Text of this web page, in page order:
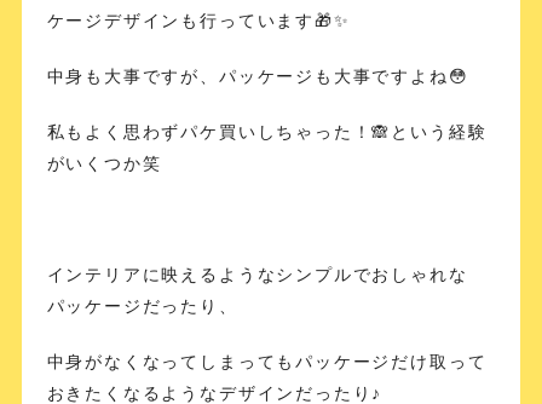
ケージデザインも行っています🎁✨
中身も大事ですが、パッケージも大事ですよね😳
私もよく思わずパケ買いしちゃった！🙈という経験
がいくつか笑
インテリアに映えるようなシンプルでおしゃれな
パッケージだったり、
中身がなくなってしまってもパッケージだけ取って
おきたくなるようなデザインだったり♪